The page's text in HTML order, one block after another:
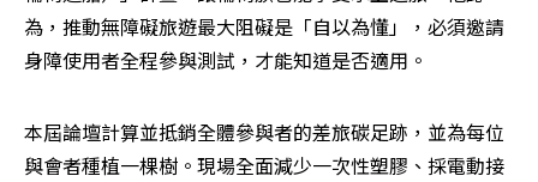
為，推動無障礙旅遊最大阻礙是「自以為懂」，必須邀請
身障使用者全程參與測試，才能知道是否適用。
本屆論壇計算並抵銷全體參與者的差旅碳足跡，並為每位
與會者種植一棵樹。現場全面減少一次性塑膠、採電動接